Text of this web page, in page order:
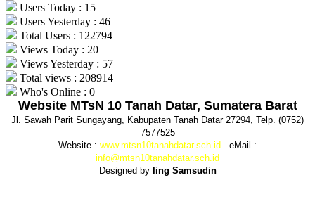
Users Today : 15
Users Yesterday : 46
Total Users : 122794
Views Today : 20
Views Yesterday : 57
Total views : 208914
Who's Online : 0
Website MTsN 10 Tanah Datar, Sumatera Barat
Jl. Sawah Parit Sungayang, Kabupaten Tanah Datar 27294, Telp. (0752)
7577525
Website : www.mtsn10tanahdatar.sch.id eMail :
info@mtsn10tanahdatar.sch.id
Designed by Iing Samsudin